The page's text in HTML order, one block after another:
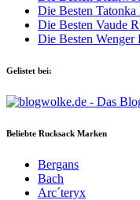
Die Besten
Die Besten Vaude
Die Besten Wenger
Gelistet bei:
Beliebte Rucksack Marken
Bergans
Bach
Arc´teryx